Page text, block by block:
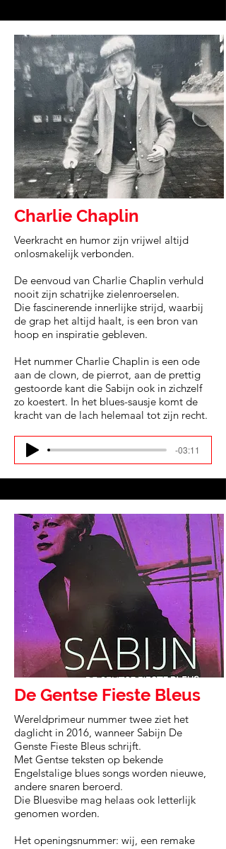
Charlie Chaplin
Veerkracht en humor zijn vrijwel altijd
onlosmakelijk verbonden.
De eenvoud van Charlie Chaplin verhuld
nooit zijn schatrijke zielenroerselen.
Die fascinerende innerlijke strijd, waarbij
de grap het altijd haalt, is een bron van
hoop en inspiratie gebleven.
Het nummer Charlie Chaplin is een ode
aan de clown, de pierrot, aan de prettig
gestoorde kant die Sabijn ook in zichzelf
zo koestert. In het blues-sausje komt de
kracht van de lach helemaal tot zijn recht.
-03:11
De Gentse Fieste Bleus
Wereldprimeur nummer twee ziet het
daglicht in 2016, wanneer Sabijn De
Genste Fieste Bleus schrijft.
Met Gentse teksten op bekende
Engelstalige blues songs worden nieuwe,
andere snaren beroerd.
Die Bluesvibe mag helaas ook letterlijk
genomen worden.
Het openingsnummer: wij, een remake